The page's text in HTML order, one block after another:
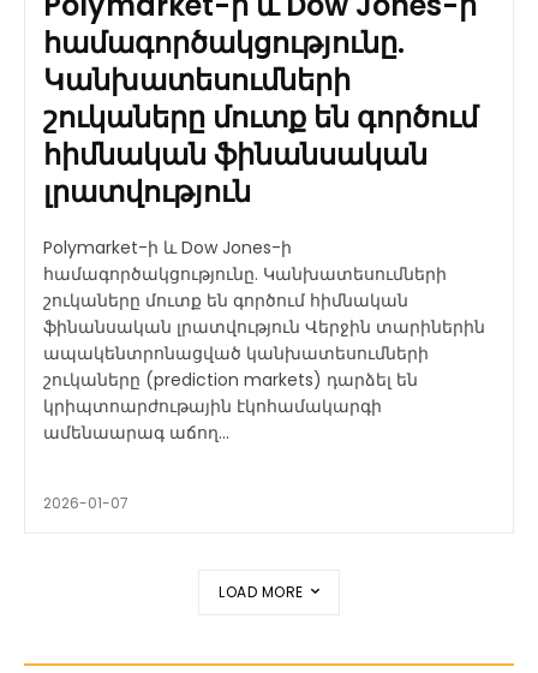
համագործակցությունը.
Կանխատեսումների
շուկաները մուտք են գործում
հիմնական ֆինանսական
լրատվություն
Polymarket-ի և Dow Jones-ի
համագործակցությունը. Կանխատեսումների
շուկաները մուտք են գործում հիմնական
ֆինանսական լրատվություն Վերջին տարիներին
ապակենտրոնացված կանխատեսումների
շուկաները (prediction markets) դարձել են
կրիպտոարժութային էկոհամակարգի
ամենաարագ աճող...
2026-01-07
LOAD MORE